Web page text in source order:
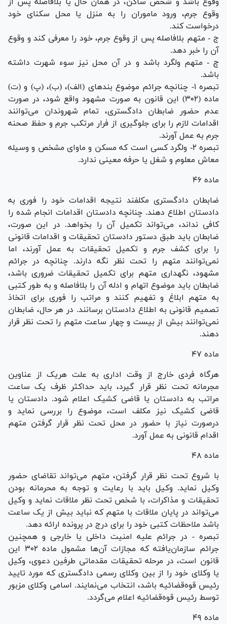
وقوع جرم، ورود ماموران را به منزل یا محل سکنای خود
درخواست کند.
ج - متهم بلافاصله پس از وقوع جرم، خود را معرفی کند و وقوع
آن را خبر دهد.
چ - متهم ولگرد باشد و در آن محل نیز سوء شهرت داشته
باشد.
تبصره ۱- چنانچه جرائم موضوع بند‌های (الف)، (ب)، (پ) و (ت)
ماده (۳۰۲) این قانون به صورت مشهود واقع شود، در صورت
عدم حضور ضابطان دادگستری، تمام شهروندان می‌توانند
اقدامات لازم را برای جلوگیری از فرار مرتکب جرم و حفظ صحنه
جرم به عمل آورند.
تبصره ۲- ولگرد کسی است که مسکن و ماوای مشخص و وسیله
معاش معلوم و شغل یا حرفه معینی ندارد.
ماده ۴۶
ضابطان دادگستری مکلفند نتیجه اقدامات خود را فوری به
دادستان اطلاع دهند. چنانچه دادستان اقدامات انجام شده را
کافی نداند، می‌تواند تکمیل آن را بخواهد. در این صورت،
ضابطان باید طبق دستور دادستان تحقیقات و اقدامات قانونی
را برای کشف جرم و تکمیل تحقیقات به عمل آورند، اما
نمی‌توانند متهم را تحت نظر نگه دارند. چنانچه در جرائم
مشهود، نگهداری متهم برای تکمیل تحقیقات ضروری باشد،
ضابطان باید موضوع اتهام و ادله آن را بلافاصله و به طور کتبی
به متهم ابلاغ و تفهیم کنند و مراتب را فوری برای اتخاذ
تصمیم قانونی به اطلاع دادستان برسانند. در هر حال، ضابطان
نمی‌توانند بیش از بیست و چهار ساعت متهم را تحت نظر قرار
دهند.
ماده ۴۷
هرگاه فردی خارج از وقت اداری به علت هریک از عناوین
مجرمانه تحت نظر قرار گیرد، باید حداکثر ظرف یک ساعت
مراتب به دادستان یا قاضی کشیک اعلام شود. دادستان یا
قاضی کشیک نیز مکلف است، موضوع را بررسی نماید و
درصورت نیاز با حضور در محل تحت نظر قرار گرفتن متهم
اقدام قانونی به عمل آورد.
ماده ۴۸
با شروع تحت نظر قرار گرفتن، متهم می‌تواند تقاضای حضور
وکیل نماید. وکیل باید با رعایت و توجه به محرمانه بودن
تحقیقات و مذاکرات، با شخص تحت نظر ملاقات نماید و وکیل
می‌تواند در پایان ملاقات با متهم که نباید بیش از یک ساعت
باشد ملاحظات کتبی خود را برای درج در پرونده ارائه دهد.
تبصره - در جرائم علیه امنیت داخلی یا خارجی و همچنین
جرائم سازمان‌یافته که مجازات آن‌ها مشمول ماده ۳۰۲ این
قانون است، در مرحله تحقیقات مقدماتی طرفین دعوی، وکیل
یا وکلای خود را از بین وکلای رسمی دادگستری که مورد تایید
رئیس قوه‌قضائیه باشد، انتخاب می‌نمایند. اسامی وکلای مزبور
توسط رئیس قوه‌قضائیه اعلام می‌گردد.
ماده ۴۹